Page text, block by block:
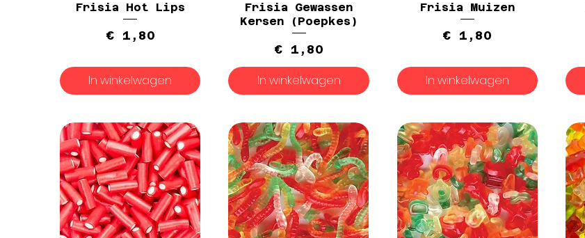
Frisia Hot Lips
Prijs
€ 1,80
In winkelwagen
Frisia Gewassen
Kersen (Poepkes)
Prijs
€ 1,80
In winkelwagen
Frisia Muizen
Prijs
€ 1,80
In winkelwagen